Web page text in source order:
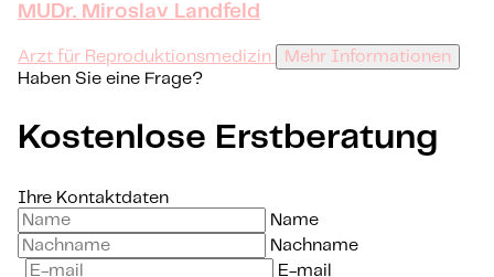
MUDr. Miroslav Landfeld
Arzt für Reproduktionsmedizin
Mehr Informationen
Haben Sie eine Frage?
Kostenlose Erstberatung
Ihre Kontaktdaten
Name
Nachname
E-mail